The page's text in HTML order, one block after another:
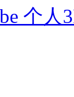
个人